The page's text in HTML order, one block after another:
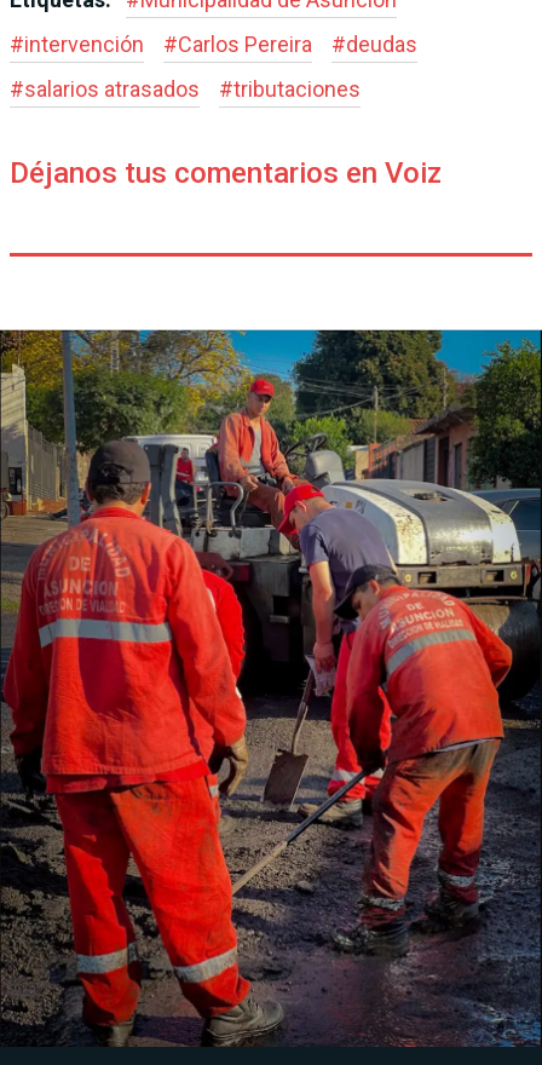
#intervención #Carlos Pereira #deudas
#salarios atrasados #tributaciones
Déjanos tus comentarios en Voiz